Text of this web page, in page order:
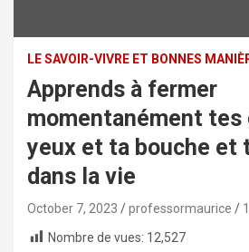
LE SAVOIR-VIVRE ET BONNES
Apprends à fermer
momentanément
yeux et ta bouche et
dans la vie
October 7, 2023 professormaurice
Nombre de vues: 12,527